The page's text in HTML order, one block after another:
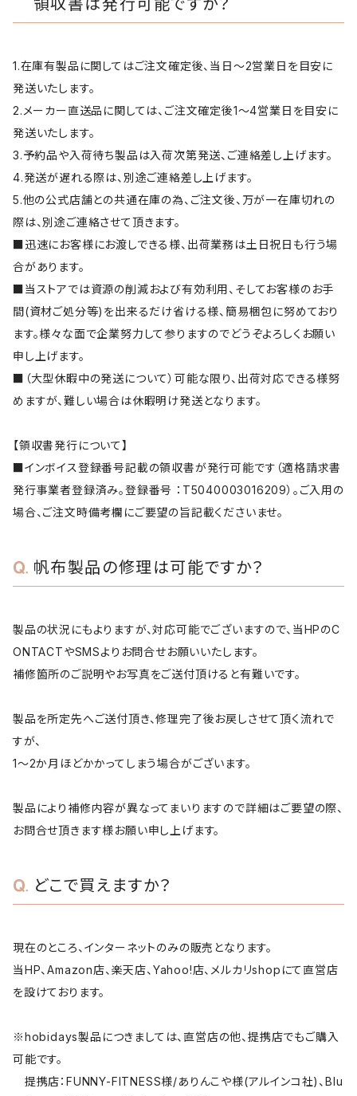
領収書は発行可能ですか？
1.在庫有製品に関してはご注文確定後、当日～2営業日を目安に
発送いたします。
2.メーカー直送品に関しては、ご注文確定後1～4営業日を目安に
発送いたします。
3.予約品や入荷待ち製品は入荷次第発送、ご連絡差し上げます。
4.発送が遅れる際は、別途ご連絡差し上げます。
5.他の公式店舗との共通在庫の為、ご注文後、万が一在庫切れの
際は、別途ご連絡させて頂きます。
■迅速にお客様にお渡しできる様、出荷業務は土日祝日も行う場
合があります。
■当ストアでは資源の削減および有効利用、そしてお客様のお手
間(資材ご処分等)を出来るだけ省ける様、簡易梱包に努めており
ます。様々な面で企業努力して参りますのでどうぞよろしくお願い
申し上げます。
■（大型休暇中の発送について）可能な限り、出荷対応できる様努
めますが、難しい場合は休暇明け発送となります。
【領収書発行について】
■インボイス登録番号記載の領収書が発行可能です（適格請求書
発行事業者登録済み。登録番号 ：T5040003016209）。ご入用の
場合、ご注文時備考欄にご要望の旨記載くださいませ。
帆布製品の修理は可能ですか？
製品の状況にもよりますが、対応可能でございますので、当HPのC
ONTACTやSMSよりお問合せお願いいたします。
補修箇所のご説明やお写真をご送付頂けると有難いです。
製品を所定先へご送付頂き、修理完了後お戻しさせて頂く流れで
すが、
1～2か月ほどかかってしまう場合がございます。
製品により補修内容が異なってまいりますので詳細はご要望の際、
お問合せ頂きます様お願い申し上げます。
どこで買えますか？
現在のところ、インターネットのみの販売となります。
当HP、Amazon店、楽天店、Yahoo!店、メルカリshopにて直営店
を設けております。
※hobidays製品につきましては、直営店の他、提携店でもご購入
可能です。
提携店：FUNNY-FITNESS様/ありんこや様(アルインコ社)、Blu